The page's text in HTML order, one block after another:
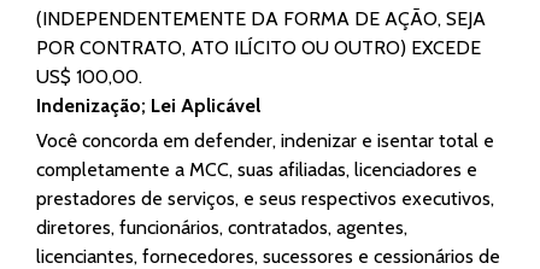
(INDEPENDENTEMENTE DA FORMA DE AÇÃO, SEJA
POR CONTRATO, ATO ILÍCITO OU OUTRO) EXCEDE
US$ 100,00.
Indenização; Lei Aplicável
Você concorda em defender, indenizar e isentar total e
completamente a MCC, suas afiliadas, licenciadores e
prestadores de serviços, e seus respectivos executivos,
diretores, funcionários, contratados, agentes,
licenciantes, fornecedores, sucessores e cessionários de